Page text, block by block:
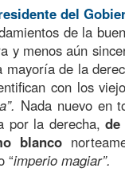
del
de la
y menos aún
de la
con los
Nada nuevo en
por la derecha,de
blanco
“imperio magiar”.